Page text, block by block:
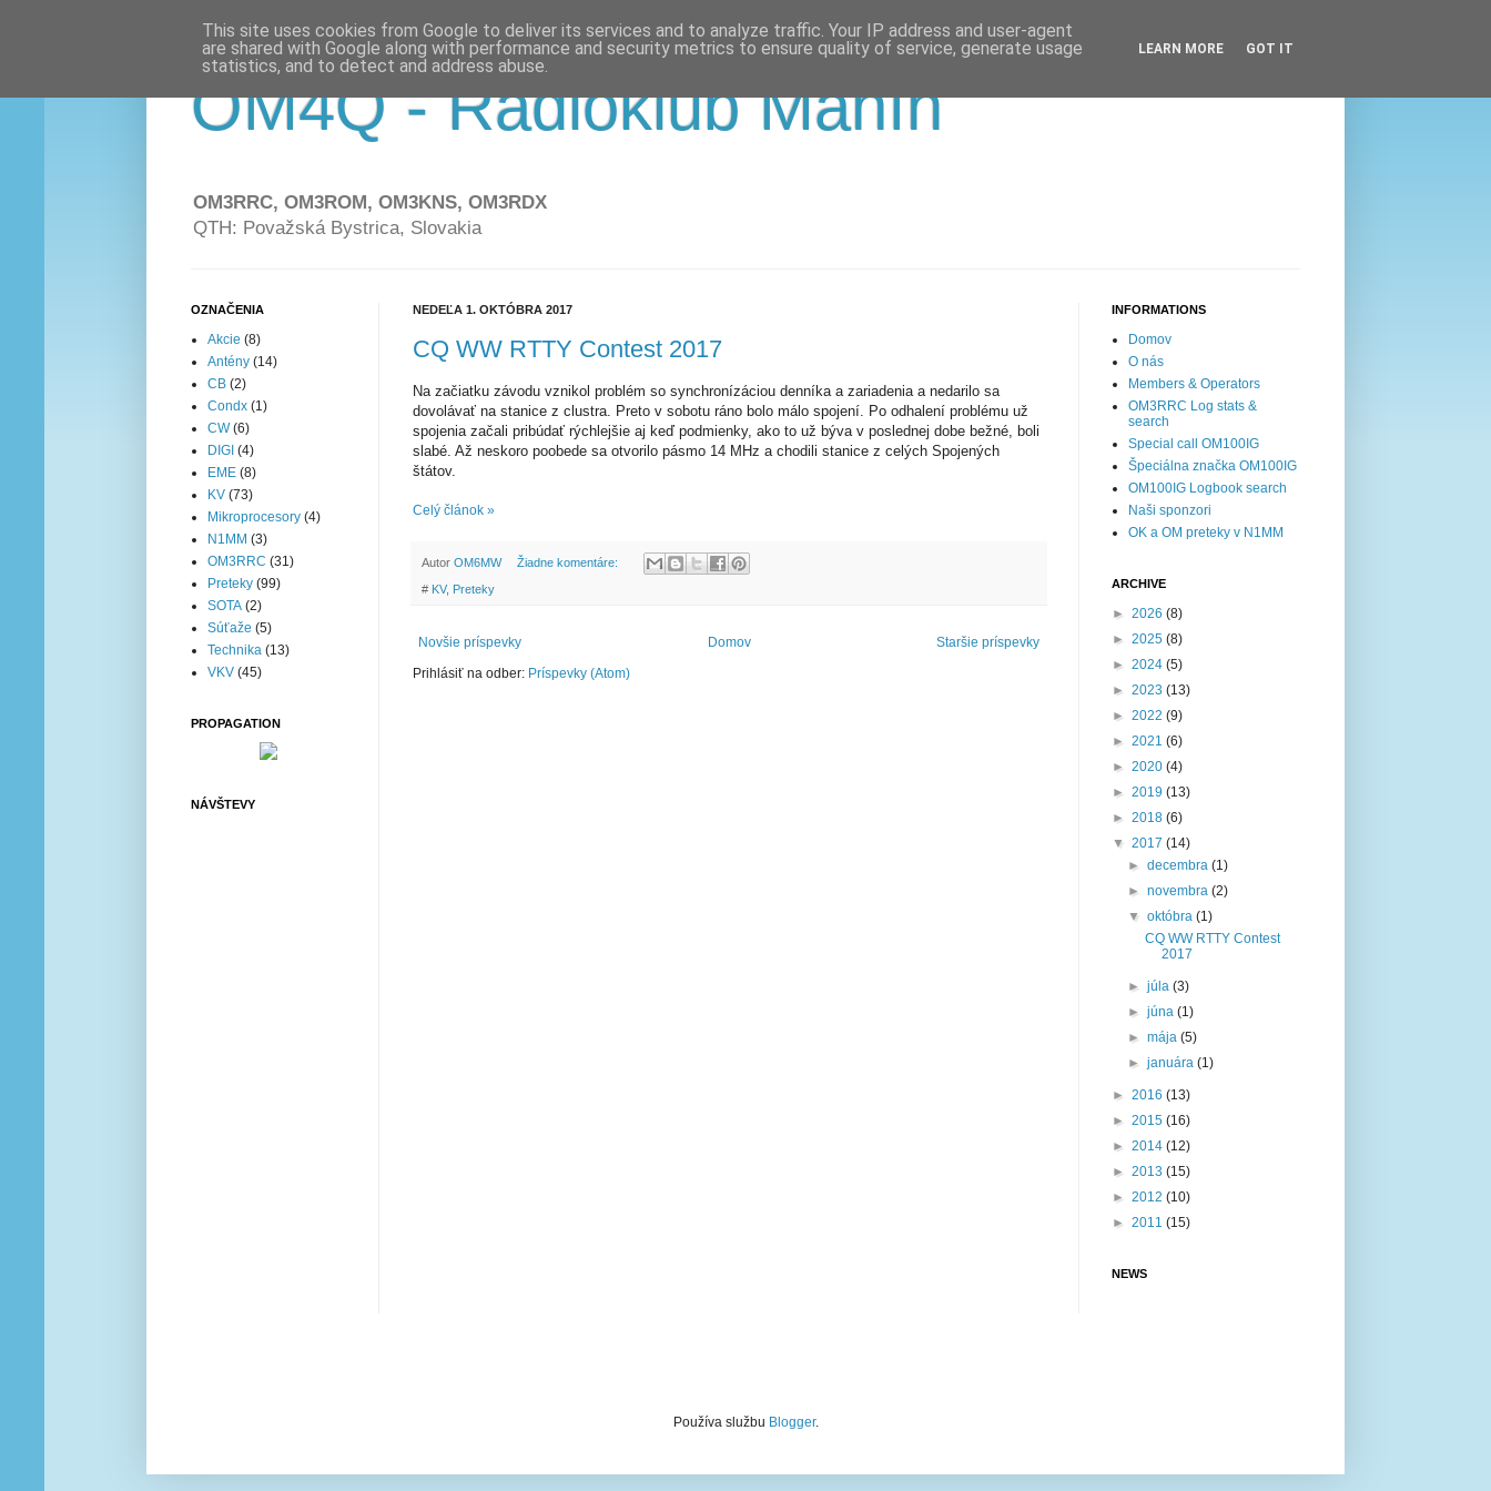
OM4Q - Rádioklub Manín
OM3RRC, OM3ROM, OM3KNS, OM3RDX
QTH: Považská Bystrica, Slovakia
NEDEĽA 1. OKTÓBRA 2017
CQ WW RTTY Contest 2017
Na začiatku závodu vznikol problém so synchronízáciou denníka a zariadenia a nedarilo sa
dovolávať na stanice z clustra. Preto v sobotu ráno bolo málo spojení. Po odhalení problému už
spojenia začali pribúdať rýchlejšie aj keď podmienky, ako to už býva v poslednej dobe bežné, boli
slabé. Až neskoro poobede sa otvorilo pásmo 14 MHz a chodili stanice z celých Spojených
štátov.
Celý článok »
Autor OM6MW Žiadne komentáre:
# KV, Preteky
Novšie príspevky Staršie príspevky
Domov
Prihlásiť na odber: Príspevky (Atom)
OZNAČENIA
Akcie (8)
Antény (14)
CB (2)
Condx (1)
CW (6)
DIGI (4)
EME (8)
KV (73)
Mikroprocesory (4)
N1MM (3)
OM3RRC (31)
Preteky (99)
SOTA (2)
Súťaže (5)
Technika (13)
VKV (45)
PROPAGATION
NÁVŠTEVY
INFORMATIONS
Domov
O nás
Members & Operators
OM3RRC Log stats &
search
Special call OM100IG
Špeciálna značka OM100IG
OM100IG Logbook search
Naši sponzori
OK a OM preteky v N1MM
ARCHIVE
► 2026 (8)
► 2025 (8)
► 2024 (5)
► 2023 (13)
► 2022 (9)
► 2021 (6)
► 2020 (4)
► 2019 (13)
► 2018 (6)
▼ 2017 (14)
►decembra(1)
►novembra(2)
▼októbra(1)
CQ WW RTTY Contest
2017
►júla(3)
►júna(1)
►mája(5)
►januára(1)
► 2016 (13)
► 2015 (16)
► 2014 (12)
► 2013 (15)
► 2012 (10)
► 2011 (15)
NEWS
Používa službu Blogger.
This site uses cookies from Google to deliver its services and to analyze traffic. Your IP address and user-agent
are shared with Google along with performance and security metrics to ensure quality of service, generate usage
statistics, and to detect and address abuse.
LEARN MORE GOT IT